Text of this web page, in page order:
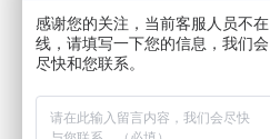
感谢您的关注，当前客服人员不在
线，请填写一下您的信息，我们会
尽快和您联系。